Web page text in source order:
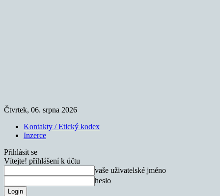
Čtvrtek, 06. srpna 2026
Kontakty / Etický kodex
Inzerce
Přihlásit se
Vítejte! přihlášení k účtu
vaše uživatelské jméno
heslo